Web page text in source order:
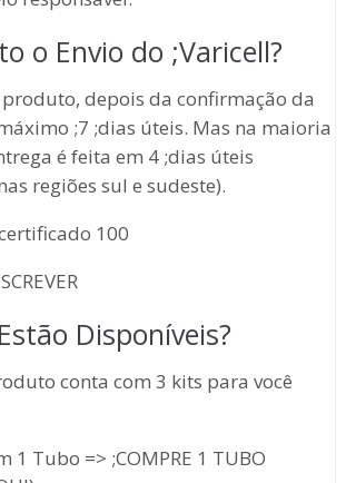
o Envio do ;Varicell?
produto, depois da confirmação da
;7 ;dias úteis. Mas na maioria
é feita em 4 ;dias úteis
regiões sul e sudeste).
Disponíveis?
conta com 3 kits para você
1 Tubo => ;COMPRE 1 TUBO